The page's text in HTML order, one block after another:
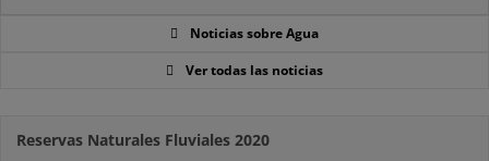
Noticias sobre Agua
Ver todas las noticias
Reservas Naturales Fluviales 2020